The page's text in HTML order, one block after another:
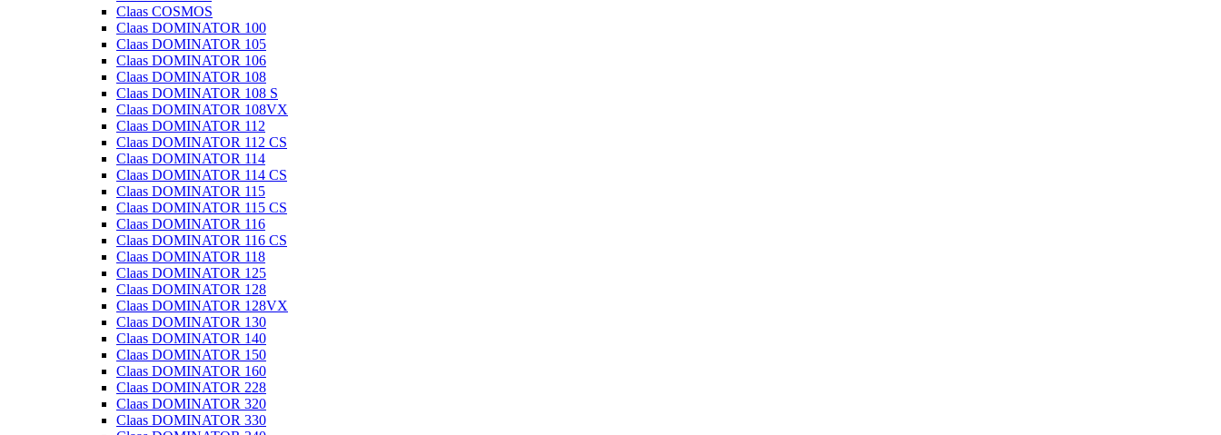
Claas COSMOS
Claas DOMINATOR 100
Claas DOMINATOR 105
Claas DOMINATOR 106
Claas DOMINATOR 108
Claas DOMINATOR 108 S
Claas DOMINATOR 108VX
Claas DOMINATOR 112
Claas DOMINATOR 112 CS
Claas DOMINATOR 114
Claas DOMINATOR 114 CS
Claas DOMINATOR 115
Claas DOMINATOR 115 CS
Claas DOMINATOR 116
Claas DOMINATOR 116 CS
Claas DOMINATOR 118
Claas DOMINATOR 125
Claas DOMINATOR 128
Claas DOMINATOR 128VX
Claas DOMINATOR 130
Claas DOMINATOR 140
Claas DOMINATOR 150
Claas DOMINATOR 160
Claas DOMINATOR 228
Claas DOMINATOR 320
Claas DOMINATOR 330